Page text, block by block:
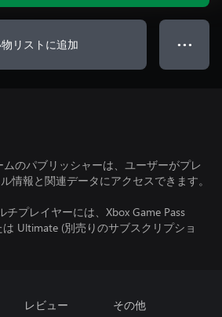
リストに追加 ● ● ●
のパブリッシャーは、ユーザーがプレ
情報と関連データにアクセスできます。
プレイヤーには、Xbox Game Pass
は Ultimate (別売りのサブスクリプショ
レビュー その他